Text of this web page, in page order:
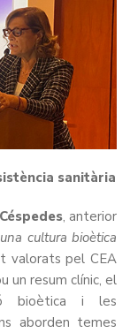
sanitària
, anterior
cultura bioètica
valorats pel CEA
un resum clínic, el
bioètica i les
aborden temes